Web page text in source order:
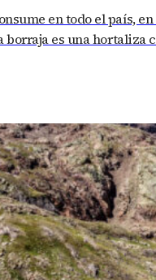
en todo el país,
borraja es una